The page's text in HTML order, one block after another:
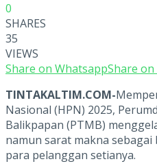
0
SHARES
35
VIEWS
Share on WhatsappShare
TINTAKALTIM.COM-
Nasional (HPN) 2025,
Balikpapan (PTMB)
namun sarat makna
para pelanggan setianya.